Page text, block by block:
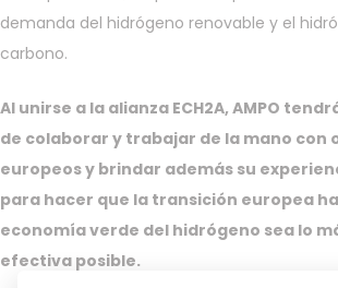
demanda del hidrógeno renovable y el
carbono.
Al unirse a la alianza ECH2A, AMPO
de colaborar y trabajar de la mano con
europeos y brindar además su
para hacer que la transición europea
economía verde del hidrógeno sea lo
efectiva posible.